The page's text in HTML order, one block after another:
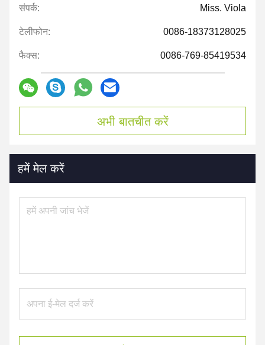
संपर्क: Miss. Viola
टेलीफोन: 0086-18373128025
फैक्स: 0086-769-85419534
अभी बातचीत करें
हमें मेल करें